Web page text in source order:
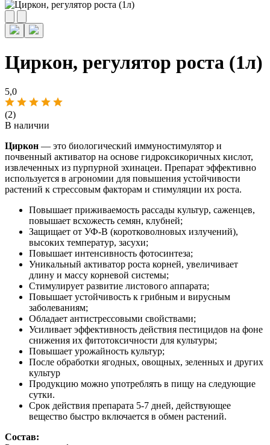
Циркон, регулятор роста (1л)
5,0
(2)
В наличии
Циркон — это биологический иммуностимулятор и
почвенный активатор на основе гидроксикоричных кислот,
извлеченных из пурпурной эхинацеи. Препарат эффективно
используется в агрономии для повышения устойчивости
растений к стрессовым факторам и стимуляции их роста.
Повышает приживаемость рассады культур, саженцев,
повышает всхожесть семян, клубней;
Защищает от УФ-В (коротковолновых излучений),
высоких температур, засухи;
Повышает интенсивность фотосинтеза;
Уникальный активатор роста корней, увеличивает
длину и массу корневой системы;
Стимулирует развитие листового аппарата;
Повышает устойчивость к грибным и вирусным
заболеваниям;
Обладает антистрессовыми свойствами;
Усиливает эффективность действия пестицидов на фоне
снижения их фитотоксичности для культуры;
Повышает урожайность культур;
После обработки ягодных, овощных, зеленных и других
культур
Продукцию можно употреблять в пищу на следующие
сутки.
Срок действия препарата 5-7 дней, действующее
вещество быстро включается в обмен растений.
Состав: